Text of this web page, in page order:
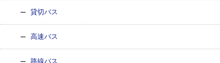
貸切バス
高速バス
路線バス